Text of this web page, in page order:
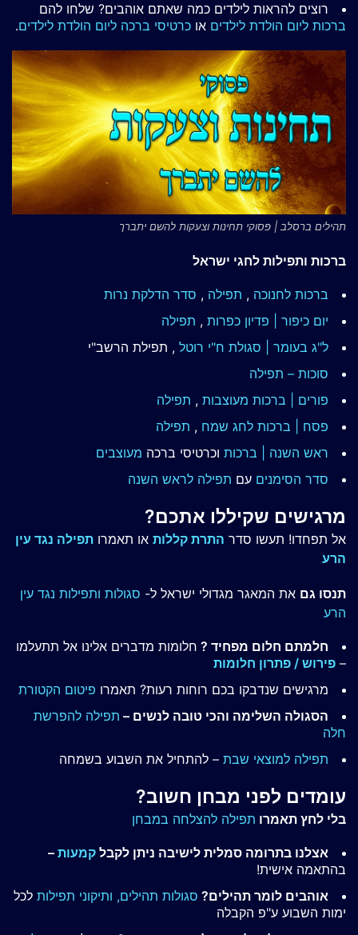
רוצים להראות לילדים כמה שאתם אוהבים? שלחו להם
ברכות ליום הולדת לילדים או כרטיסי ברכה ליום הולדת לילדים.
תהילים ברסלב | פסוקי תחינות וצעקות להשם יתברך
ברכות ותפילות לחגי ישראל
ברכות לחנוכה , תפילה , סדר הדלקת נרות
יום כיפור | פדיון כפרות , תפילה
ל"ג בעומר | סגולת ח"י רוטל , תפילת הרשב"י
סוכות – תפילה
פורים | ברכות מעוצבות , תפילה
פסח | ברכות לחג שמח , תפילה
ראש השנה | ברכות וכרטיסי ברכה מעוצבים
סדר הסימנים עם תפילה לראש השנה
מרגישים שקיללו אתכם?
אל תפחדו! תעשו סדר התרת קללות או תאמרו תפילה נגד עין
הרע
תנסו גם את המאגר מגדולי ישראל ל- סגולות ותפילות נגד עין
הרע
חלמתם חלום מפחיד ? חלומות מדברים אלינו אל תתעלמו
– פירוש / פתרון חלומות
מרגישים שנדבקו בכם רוחות רעות? תאמרו פיטום הקטורת
הסגולה השלימה והכי טובה לנשים – תפילה להפרשת
חלה
תפילה למוצאי שבת – להתחיל את השבוע בשמחה
עומדים לפני מבחן חשוב?
בלי לחץ תאמרו תפילה להצלחה במבחן
אצלנו בתרומה סמלית לישיבה ניתן לקבל קמעות –
בהתאמה אישית!
אוהבים לומר תהילים? סגולות תהילים, ותיקוני תפילות לכל
ימות השבוע ע"פ הקבלה